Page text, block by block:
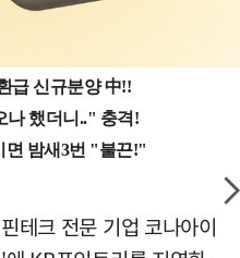
테크 전문 기업 코나아이